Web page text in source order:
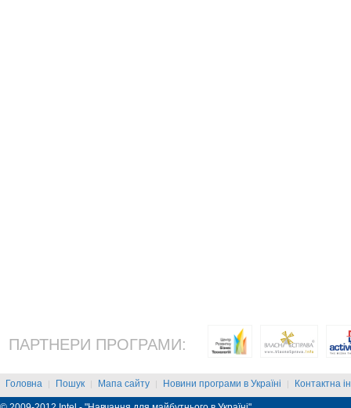
ПАРТНЕРИ ПРОГРАМИ:
Головна | Пошук | Мапа сайту | Новини програми в Україні | Контактна